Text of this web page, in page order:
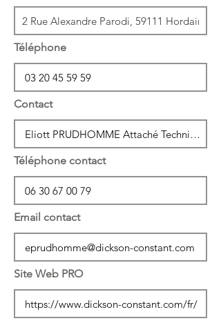
Téléphone
Contact
Téléphone contact
Email contact
Site Web PRO